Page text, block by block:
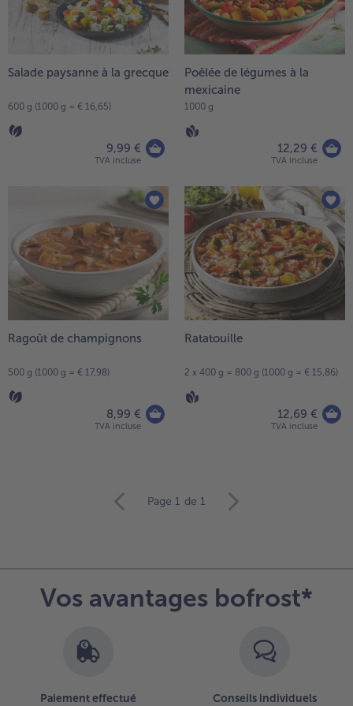
Salade paysanne à la grecque
600 g (1000 g = € 16,65)
9,99 €
TVA incluse
Poêlée de légumes à la
mexicaine
1000 g
12,29 €
TVA incluse
Ragoût de champignons
500 g (1000 g = € 17,98)
8,99 €
TVA incluse
Ratatouille
2 x 400 g = 800 g (1000 g = € 15,86)
12,69 €
TVA incluse
des
articles.
Page 1 de 1
Vos avantages bofrost*
Paiement effectué
Conseils individuels